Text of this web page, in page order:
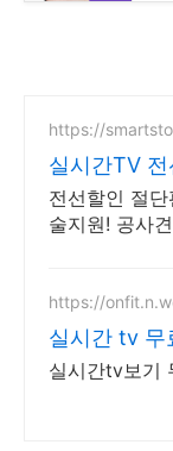
https://
실시간TV 전
인판매 절단
전선할인 절
술지원! 공사
품만 착한가
https://
실시간 tv 무
실시간tv보기